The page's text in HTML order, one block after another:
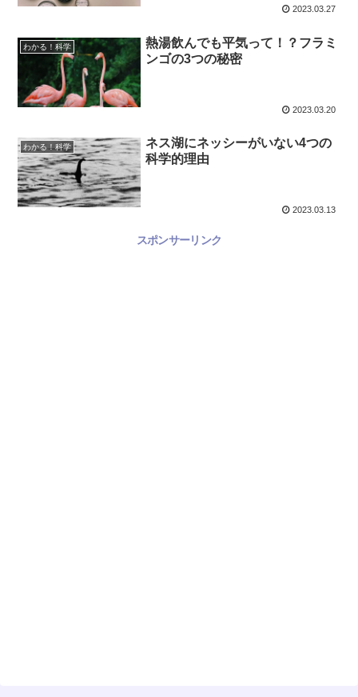
2023.03.27
わかる！科学
熱湯飲んでも平気って！？フラミ
ンゴの3つの秘密
2023.03.20
わかる！科学
ネス湖にネッシーがいない4つの
科学的理由
2023.03.13
スポンサーリンク